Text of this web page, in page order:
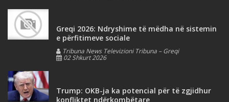
Greqi 2026: Ndryshime të mëdha në sistemin
e përfitimeve sociale
Tribuna News Televizioni Tribuna – Greqi
02 Shkurt 2026
Trump: OKB-ja ka potencial për të zgjidhur
konfliktet ndërkombëtare